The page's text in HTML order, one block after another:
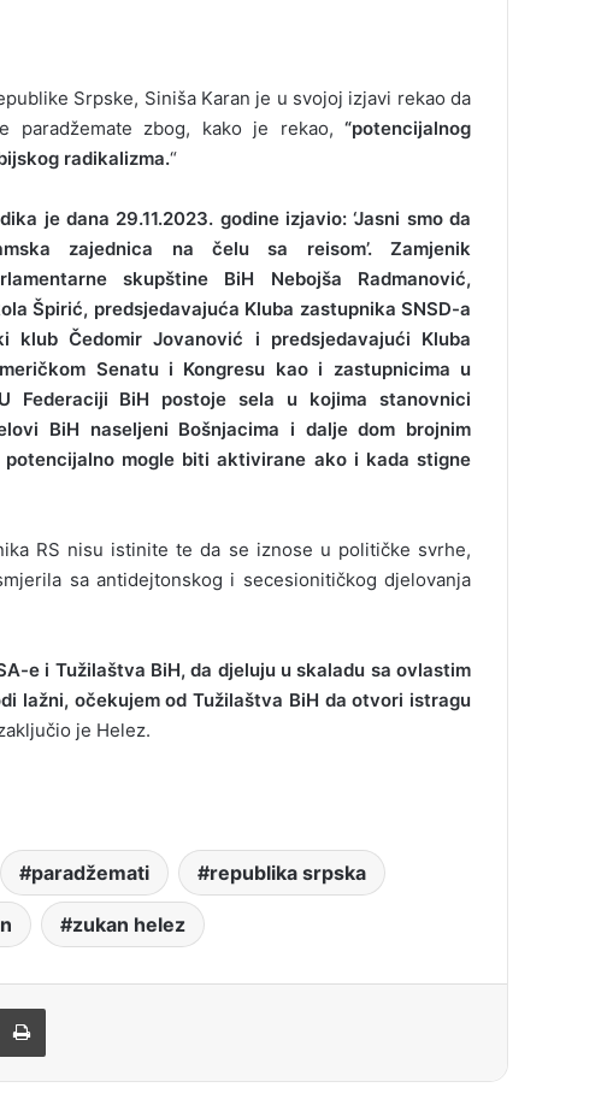
Srpske, Siniša Karan je u svojoj izjavi rekao da
paradžemate zbog, kako je rekao, “potencijalnog
radikalizma.“
je dana 29.11.2023. godine izjavio: ‘Jasni smo da
zajednica na čelu sa reisom’. Zamjenik
skupštine BiH Nebojša Radmanović,
Špirić, predsjedavajuća Kluba zastupnika SNSD-a
klub Čedomir Јovanović i predsjedavajući Kluba
Senatu i Kongresu kao i zastupnicima u
Federaciji BiH postoje sela u kojima stanovnici
BiH naseljeni Bošnjacima i dalje dom brojnim
mogle biti aktivirane ako i kada stigne
RS nisu istinite te da se iznose u političke svrhe,
sa antidejtonskog i secesionitičkog djelovanja
e i Tužilaštva BiH, da djeluju u skaladu sa ovlastim
lažni, očekujem od Tužilaštva BiH da otvori istragu
je Helez.
paradžemati republika srpska
zukan helez